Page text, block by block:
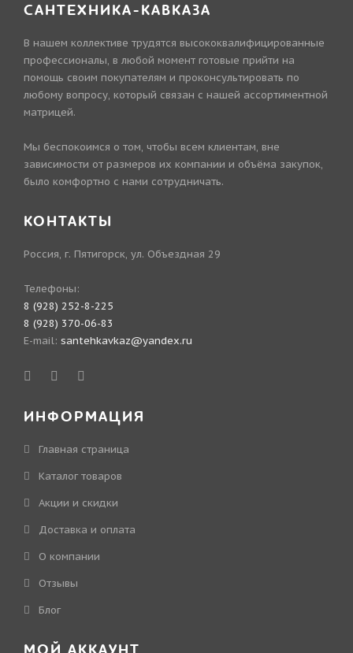
САНТЕХНИКА-КАВКАЗА
В нашем коллективе трудятся высококвалифицированные
профессионалы, в любой момент готовые прийти на
помощь своим покупателям и проконсультировать по
любому вопросу, который связан с нашей ассортиментной
матрицей.
Мы беспокоимся о том, чтобы всем клиентам, вне
зависимости от размеров их компании и объёма закупок,
было комфортно с нами сотрудничать.
КОНТАКТЫ
Россия, г. Пятигорск, ул. Объездная 29
Телефоны:
8 (928) 252-8-225
8 (928) 370-06-83
E-mail: santehkavkaz@yandex.ru
ИНФОРМАЦИЯ
Главная страница
Каталог товаров
Акции и скидки
Доставка и оплата
О компании
Отзывы
Блог